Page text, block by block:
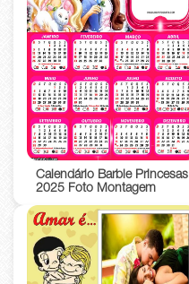
Calendário Barbie Princesas
2025 Foto Montagem